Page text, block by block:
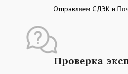
Отправляем СДЭК и
Проверка